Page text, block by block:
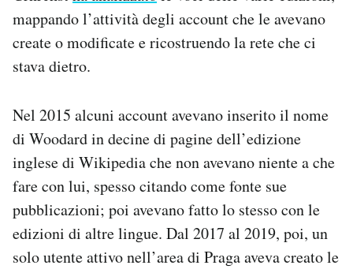
mappando l’attività degli account che le avevano
create o modificate e ricostruendo la rete che ci
stava dietro.
Nel 2015 alcuni account avevano inserito il nome
di Woodard in decine di pagine dell’edizione
inglese di Wikipedia che non avevano niente a che
fare con lui, spesso citando come fonte sue
pubblicazioni; poi avevano fatto lo stesso con le
edizioni di altre lingue. Dal 2017 al 2019, poi, un
solo utente attivo nell’area di Praga aveva creato le